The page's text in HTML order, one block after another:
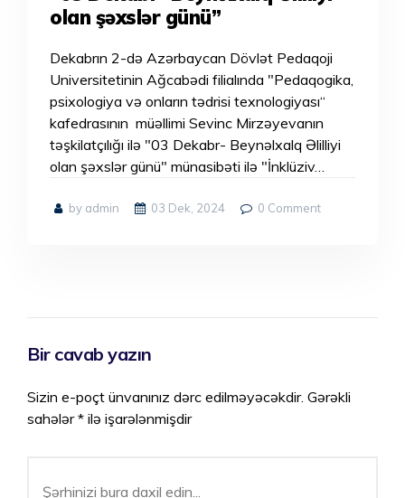
olan şəxslər günü”
Dekabrın 2-də Azərbaycan Dövlət Pedaqoji
Universitetinin Ağcabədi filialında "Pedaqogika,
psixologiya və onların tədrisi texnologiyası“
kafedrasının müəllimi Sevinc Mirzəyevanın
təşkilatçılığı ilə "03 Dekabr- Beynəlxalq Əlilliyi
olan şəxslər günü" münasibəti ilə "İnklüziv…
by admin 03 Dek, 2024 0 Comment
Bir cavab yazın
Sizin e-poçt ünvanınız dərc edilməyəcəkdir. Gərəkli
sahələr* ilə işarələnmişdir